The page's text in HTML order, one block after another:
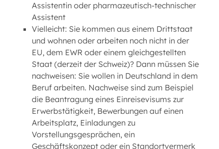
Assistentin oder pharmazeutisch-technischer
Assistent
Vielleicht: Sie kommen aus einem Drittstaat
und wohnen oder arbeiten noch nicht in der
EU, dem EWR oder einem gleichgestellten
Staat (derzeit der Schweiz)? Dann müssen Sie
nachweisen: Sie wollen in Deutschland in dem
Beruf arbeiten. Nachweise sind zum Beispiel
die Beantragung eines Einreisevisums zur
Erwerbstätigkeit, Bewerbungen auf einen
Arbeitsplatz, Einladungen zu
Vorstellungsgesprächen, ein
Geschäftskonzept oder ein Standortvermerk